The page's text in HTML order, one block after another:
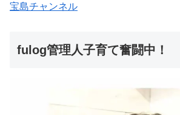
宝島チャンネル
fulog管理人子育て奮闘中！